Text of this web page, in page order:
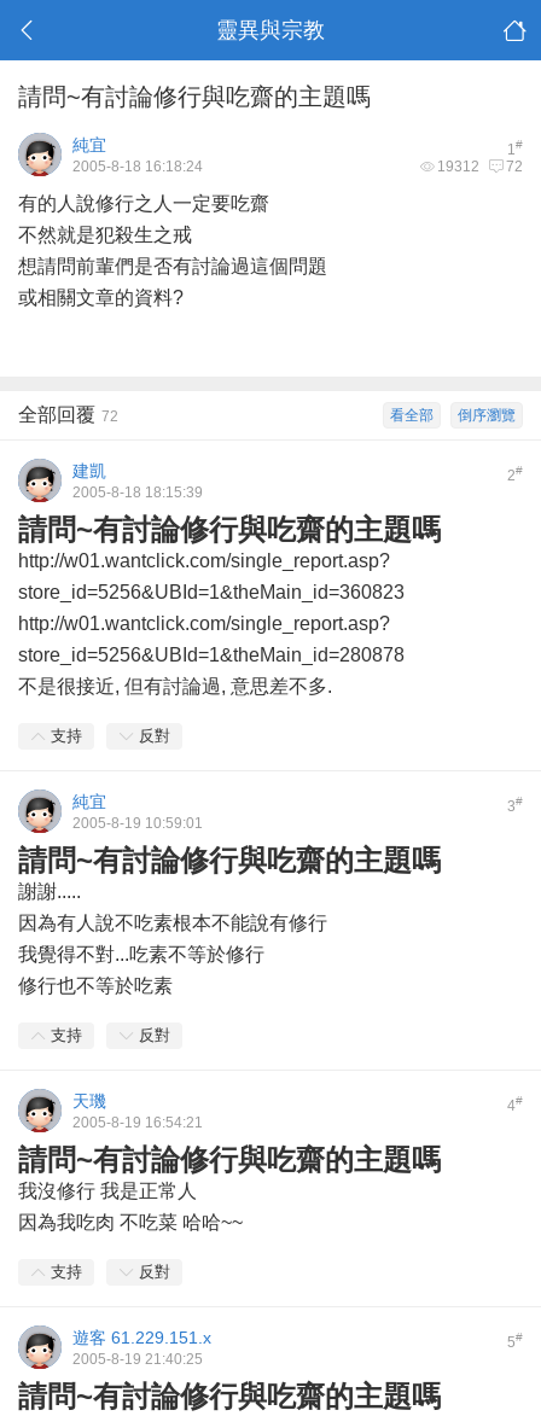
靈異與宗教
請問~有討論修行與吃齋的主題嗎
1#
純宜
19312 72
2005-8-18 16:18:24
有的人說修行之人一定要吃齋
不然就是犯殺生之戒
想請問前輩們是否有討論過這個問題
或相關文章的資料?
倒序瀏覽
看全部
全部回覆 72
2#
建凱
2005-8-18 18:15:39
請問~有討論修行與吃齋的主題嗎
http://w01.wantclick.com/single_report.asp?
store_id=5256&UBId=1&theMain_id=360823
http://w01.wantclick.com/single_report.asp?
store_id=5256&UBId=1&theMain_id=280878
不是很接近, 但有討論過, 意思差不多.
支持 反對
3#
純宜
2005-8-19 10:59:01
請問~有討論修行與吃齋的主題嗎
謝謝.....
因為有人說不吃素根本不能說有修行
我覺得不對...吃素不等於修行
修行也不等於吃素
支持 反對
4#
天璣
2005-8-19 16:54:21
請問~有討論修行與吃齋的主題嗎
我沒修行 我是正常人
因為我吃肉 不吃菜 哈哈~~
支持 反對
5#
遊客 61.229.151.x
2005-8-19 21:40:25
請問~有討論修行與吃齋的主題嗎